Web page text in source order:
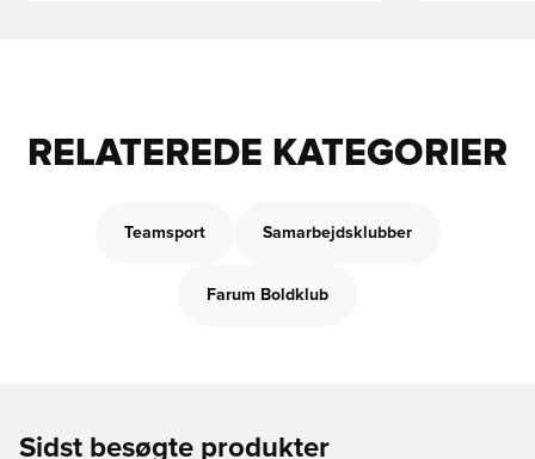
RELATEREDE KATEGORIER
Teamsport Samarbejdsklubber
Farum Boldklub
Sidst besøgte produkter